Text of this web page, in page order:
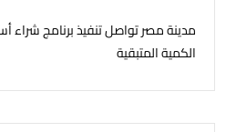
مدينة مصر تواصل تنفيذ برنامج شراء
الكمية المتبقية